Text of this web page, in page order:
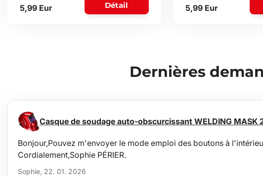
5,99 Eur Détail 5,99 Eur
Dernières
Casque de soudage auto-obscurcissant WELDING MASK
Bonjour,Pouvez m'envoyer le mode emploi des boutons à
Cordialement,Sophie PÉRIER.
Sophie, 22. 01. 2026